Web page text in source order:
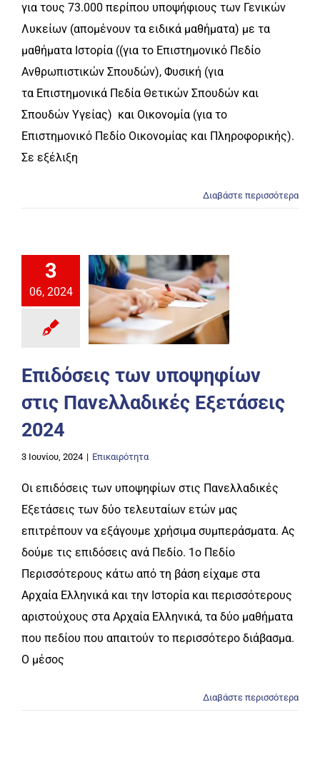
για τους 73.000 περίπου υποψήφιους των Γενικών
Λυκείων (απομένουν τα ειδικά μαθήματα) με τα
μαθήματα Ιστορία ((για το Επιστημονικό Πεδίο
Ανθρωπιστικών Σπουδών), Φυσική (για
τα Επιστημονικά Πεδία Θετικών Σπουδών και
Σπουδών Υγείας) και Οικονομία (για το
Επιστημονικό Πεδίο Οικονομίας και Πληροφορικής).
Σε εξέλιξη
Διαβάστε περισσότερα
3
06, 2024
Επιδόσεις των υποψηφίων
στις Πανελλαδικές Εξετάσεις
2024
3 Ιουνίου, 2024 | Επικαιρότητα
Οι επιδόσεις των υποψηφίων στις Πανελλαδικές
Εξετάσεις των δύο τελευταίων ετών μας
επιτρέπουν να εξάγουμε χρήσιμα συμπεράσματα. Ας
δούμε τις επιδόσεις ανά Πεδίο. 1ο Πεδίο
Περισσότερους κάτω από τη βάση είχαμε στα
Αρχαία Ελληνικά και την Ιστορία και περισσότερους
αριστούχους στα Αρχαία Ελληνικά, τα δύο μαθήματα
που πεδίου που απαιτούν το περισσότερο διάβασμα.
Ο μέσος
Διαβάστε περισσότερα